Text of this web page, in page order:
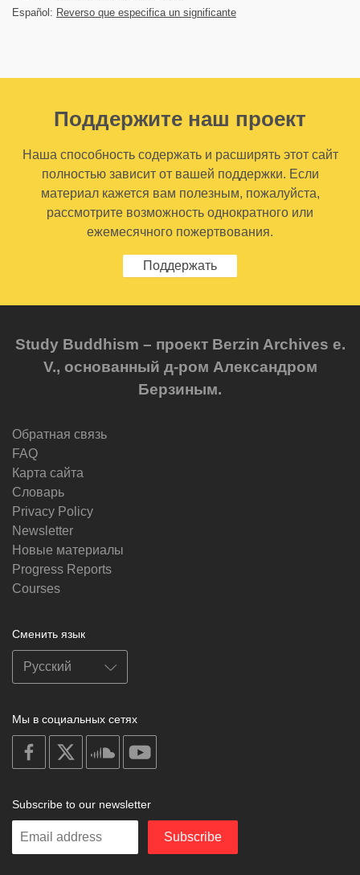
Español: Reverso que especifica un significante
Поддержите наш проект
Наша способность содержать и расширять этот сайт
полностью зависит от вашей поддержки. Если
материал кажется вам полезным, пожалуйста,
рассмотрите возможность однократного или
ежемесячного пожертвования.
Поддержать
Study Buddhism – проект Berzin Archives e.
V., основанный д-ром Александром
Берзиным.
Обратная связь
FAQ
Карта сайта
Словарь
Privacy Policy
Newsletter
Новые материалы
Progress Reports
Courses
Сменить язык
Мы в социальных сетях
on
facebook
soundcloud
Subscribe to our newsletter
Enter
Subscribe